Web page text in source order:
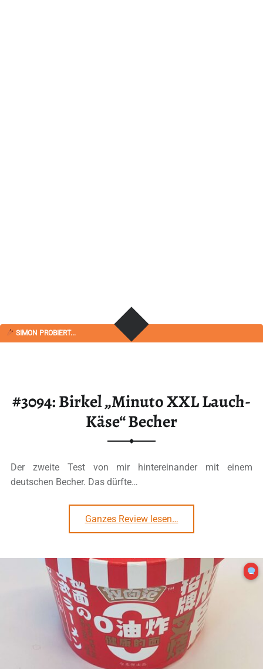
SIMON PROBIERT...
#3094: Birkel „Minuto XXL Lauch-
Käse“ Becher
Der zweite Test von mir hintereinander mit einem
deutschen Becher. Das dürfte…
Ganzes Review lesen…
2